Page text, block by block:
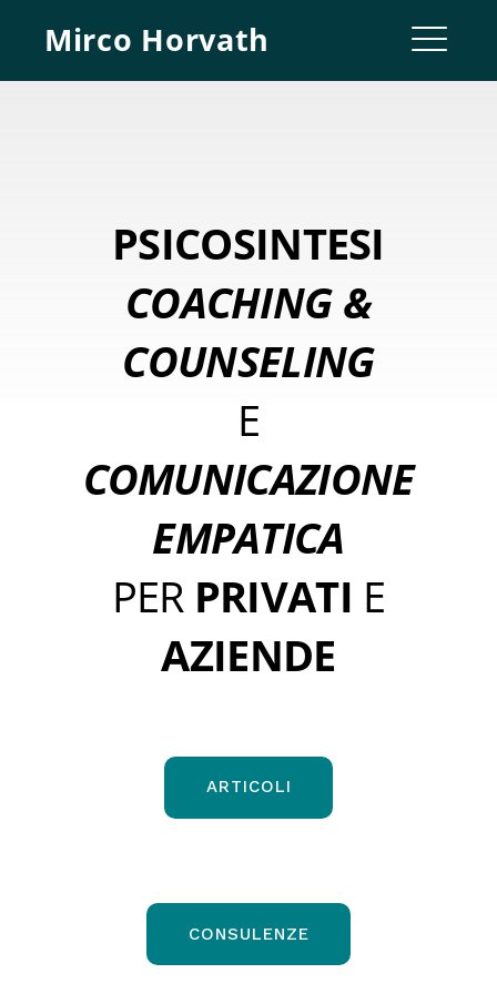
content
Mirco Horvath
PSICOSINTESI
COACHING &
COUNSELING
E
COMUNICAZIONE
EMPATICA
PERPRIVATI E
AZIENDE
ARTICOLI
CONSULENZE